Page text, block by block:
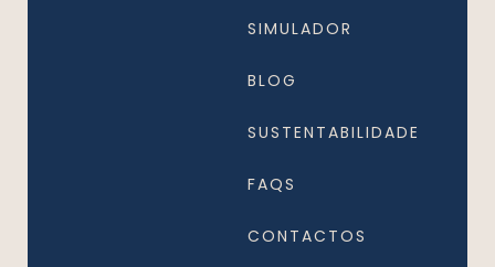
SIMULADOR
BLOG
SUSTENTABILIDADE
FAQS
CONTACTOS